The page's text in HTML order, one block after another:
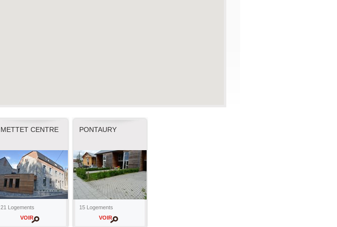
METTET CENTRE
21 Logements
VOIR
PONTAURY
15 Logements
VOIR